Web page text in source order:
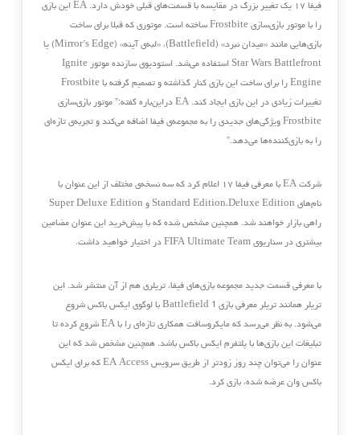
فیفا ۱۷ یک تغییر بزرگ در مقایسه با قسمت‌های قبلی خودش دارد. EA این بازی
را با موتور بازی‌سازی Frostbite ساخته است. موتوری که قبلا برای ساخت
بازی‌هایی مانند «میدان نبرد» (Battlefield)، «لبه‌ی آینه» (Mirror’s Edge) یا
Star Wars Battlefront استفاده می‌شد. استودیوی سازنده موتور Ignite
Engine را برای ساخت این بازی کنار گذاشته و تصمیم گرفته با Frostbite
تغییرات زیادی در این بازی ایجاد کند. EA دراین‌باره گفته:” موتور بازی‌سازی
Frostbite ویژگی‌های جدیدی را به مجموعه‌ی فیفا اضافه می‌کند و تجربه‌ی تازه‌ای
را به بازی‌کننده‌ها می‌دهد.”
شرکت EA با معرفی فیفا ۱۷ اعلام کرد که سه نسخه‌ی مختلف از این عنوان با
نام‌های Standard Edition،‌Deluxe Edition و Super Deluxe Edition
راهی بازار خواهند شد. همچنین مشخص شده که با پیش‌خرید این عنوان مضامین
بیشتری در سناریوی FIFA Ultimate Team در اختیار خواهید داشت.
با معرفی قسمت جدید مجموعه بازی‌های فیفا، تریلری هم از آن منتشر شد. این
تریلر همانند تریلر معرفی بازی Battlefield 1 با لوگوی ایکس باکس شروع
می‌شود. به نظر می‌رسد که مایکروسافت همکاری تازه‌ای را با EA شروع کرده تا
تبلیغات این بازی‌ها با پلتفرم ایکس باکس باشد. همچنین مشخص شد که این
عنوان را می‌توان چند روز زودتر از طریق سرویس EA Access که برای ایکس
باکس وان عرضه شده، بازی کرد.